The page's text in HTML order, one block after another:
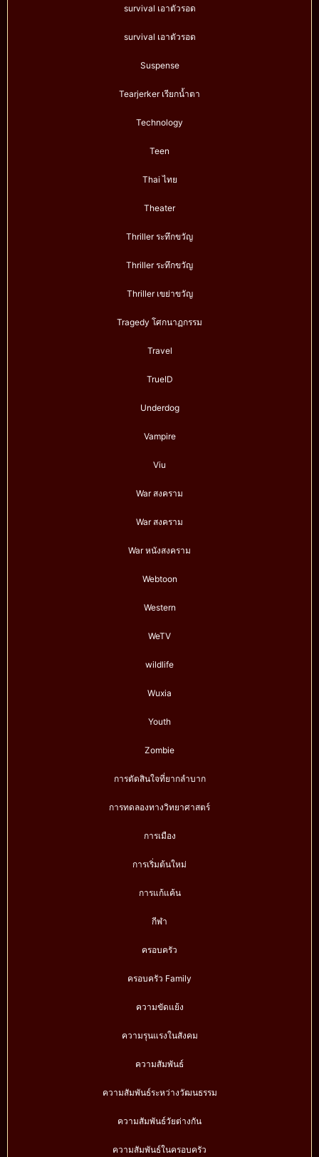
survival เอาตัวรอด
survival เอาตัวรอด
Suspense
Tearjerker เรียกน้ำตา
Technology
Teen
Thai ไทย
Theater
Thriller ระทึกขวัญ
Thriller ระทึกขวัญ
Thriller เขย่าขวัญ
Tragedy โศกนาฏกรรม
Travel
TrueID
Underdog
Vampire
Viu
War สงคราม
War สงคราม
War หนังสงคราม
Webtoon
Western
WeTV
wildlife
Wuxia
Youth
Zombie
การตัดสินใจที่ยากลำบาก
การทดลองทางวิทยาศาสตร์
การเมือง
การเริ่มต้นใหม่
การแก้แค้น
กีฬา
ครอบครัว
ครอบครัว Family
ความขัดแย้ง
ความรุนแรงในสังคม
ความสัมพันธ์
ความสัมพันธ์ระหว่างวัฒนธรรม
ความสัมพันธ์วัยต่างกัน
ความสัมพันธ์ในครอบครัว